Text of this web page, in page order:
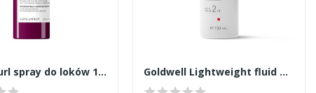
Loreal Curl spray do loków 190ml Goldwell Lightweight fluid do włosów kręconych 150